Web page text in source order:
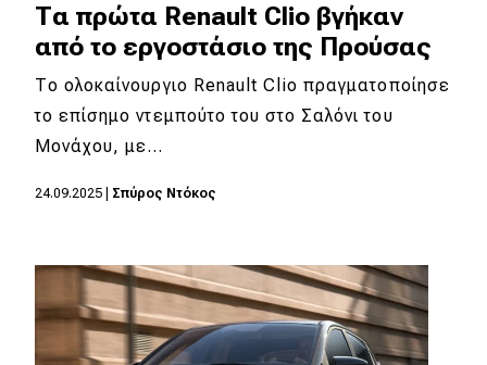
Τα πρώτα Renault Clio βγήκαν
από το εργοστάσιο της Προύσας
Το ολοκαίνουργιο Renault Clio πραγματοποίησε
το επίσημο ντεμπούτο του στο Σαλόνι του
Μονάχου, με…
24.09.2025 Σπύρος Ντόκος